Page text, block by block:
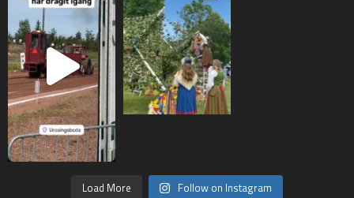
Load More Follow on Instagram